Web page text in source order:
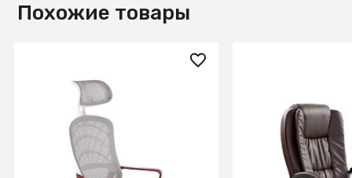
Похожие товары
20 520 ₽
Кресло компьютерное
HALMAR VESUVIO 2 корица/
серый/белый
Кресло
RELAX